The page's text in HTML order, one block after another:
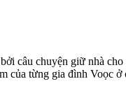
câu chuyện giữ nhà
của từng gia đình